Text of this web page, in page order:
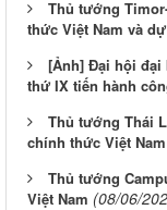
Thủ tướng
thức Việt Nam và
[Ảnh] Đại hội đại
thứ IX tiến hành
Thủ tướng Thái
chính thức Việt Nam
Thủ tướng
Việt Nam (08/06/